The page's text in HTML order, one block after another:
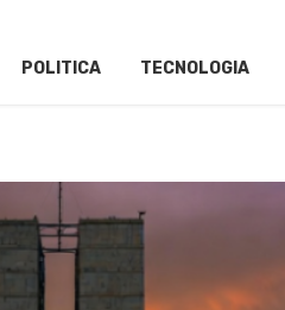
POLITICA TECNOLOGIA